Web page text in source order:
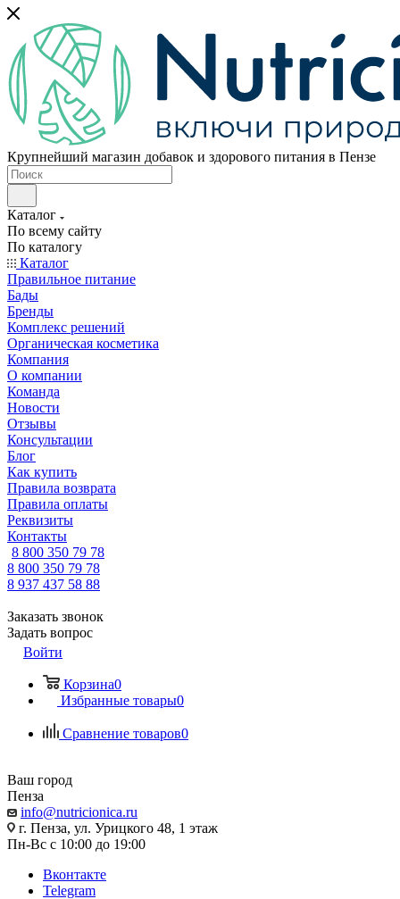
Крупнейший магазин добавок и здорового питания в Пензе
Каталог
По всему сайту
По каталогу
Каталог
Правильное питание
Бады
Бренды
Комплекс решений
Органическая косметика
Компания
О компании
Команда
Новости
Отзывы
Консультации
Блог
Как купить
Правила возврата
Правила оплаты
Реквизиты
Контакты
8 800 350 79 78
8 800 350 79 78
8 937 437 58 88
Заказать звонок
Задать вопрос
Войти
Корзина0
Избранные товары0
Сравнение товаров0
Ваш город
Пенза
info@nutricionica.ru
г. Пенза, ул. Урицкого 48, 1 этаж
Пн-Вс с 10:00 до 19:00
Вконтакте
Telegram